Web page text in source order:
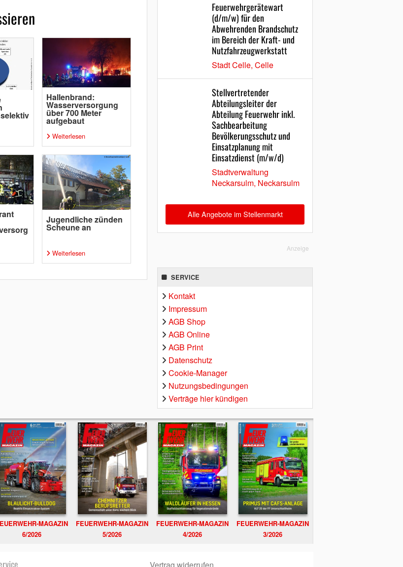
Hallenbrand:
Wasserversorgung
über 700 Meter
aufgebaut
Weiterlesen
Jugendliche zünden
Scheune an
Weiterlesen
Feuerwehrgerätewart
(d/m/w) für den
Abwehrenden Brandschutz
im Bereich der Kraft- und
Nutzfahrzeugwerkstatt
Stadt Celle, Celle
Stellvertretender
Abteilungsleiter der
Abteilung Feuerwehr inkl.
Sachbearbeitung
Bevölkerungsschutz und
Einsatzplanung mit
Einsatzdienst (m/w/d)
Stadtverwaltung
Neckarsulm, Neckarsulm
Alle Angebote im Stellenmarkt
Anzeige
SERVICE
Kontakt
Impressum
AGB Shop
AGB Online
AGB Print
Datenschutz
Cookie-Manager
Nutzungsbedingungen
Verträge hier kündigen
MAGAZIN
6/2026
FEUERWEHR-MAGAZIN
5/2026
FEUERWEHR-MAGAZIN
4/2026
FEUERWEHR-MAGAZIN
3/2026